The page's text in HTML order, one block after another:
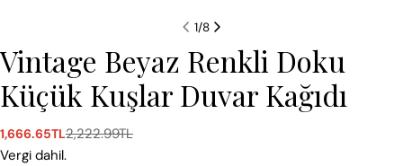
1/8
Vintage Beyaz Renkli Doku
Küçük Kuşlar Duvar Kağıdı
Satış
ücreti
1,666.65TL
Normal
fiyat
2,222.99TL
Vergi dahil.